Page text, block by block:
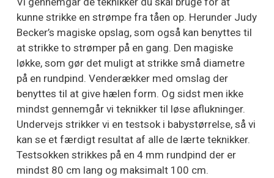
kunne strikke en strømpe fra tåen op. Herunder Judy
Becker’s magiske opslag, som også kan benyttes til
at strikke to strømper på en gang. Den magiske
løkke, som gør det muligt at strikke små diametre
på en rundpind. Venderækker med omslag der
benyttes til at give hælen form. Og sidst men ikke
mindst gennemgår vi teknikker til løse aflukninger.
Undervejs strikker vi en testsok i babystørrelse, så vi
kan se et færdigt resultat af alle de lærte teknikker.
Testsokken strikkes på en 4 mm rundpind der er
mindst 80 cm lang og maksimalt 100 cm.